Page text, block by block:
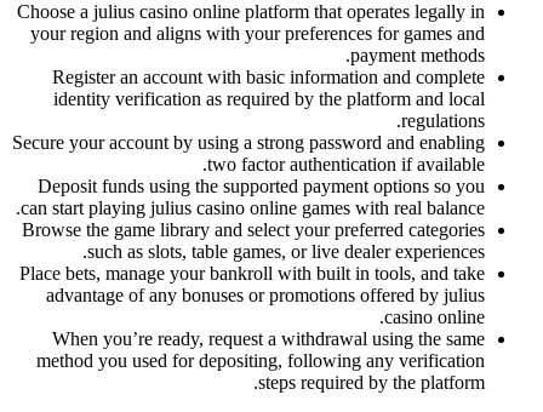
Choose a julius casino online platform that operates legally in
your region and aligns with your preferences for games and
payment methods.
Register an account with basic information and complete
identity verification as required by the platform and local
regulations.
Secure your account by using a strong password and enabling
two factor authentication if available.
Deposit funds using the supported payment options so you
can start playing julius casino online games with real balance.
Browse the game library and select your preferred categories
such as slots, table games, or live dealer experiences.
Place bets, manage your bankroll with built in tools, and take
advantage of any bonuses or promotions offered by julius
casino online.
When you’re ready, request a withdrawal using the same
method you used for depositing, following any verification
steps required by the platform.